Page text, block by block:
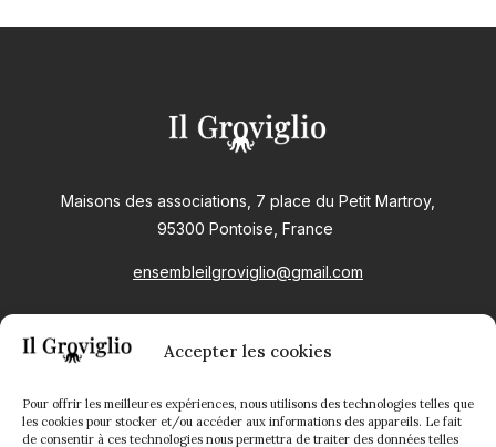
Accepter les cookies
Pour offrir les meilleures expériences, nous utilisons des technologies telles que
les cookies pour stocker et/ou accéder aux informations des appareils. Le fait
de consentir à ces technologies nous permettra de traiter des données telles
Maisons des associations, 7 place du Petit Martroy,
95300 Pontoise, France
ensembleilgroviglio@gmail.com
DISCOGRAPHIE